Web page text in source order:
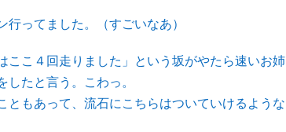
ってました。（すごいなあ）
ここ４回走りました」という坂がやたら速いお姉
たと言う。こわっ。
ともあって、流石にこちらはついていけるような